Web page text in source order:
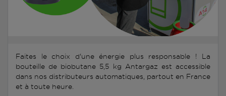
Faites le choix d'une énergie plus responsable ! La
bouteille de biobutane 5,5 kg Antargaz est accessible
dans nos distributeurs automatiques, partout en France
et à toute heure.